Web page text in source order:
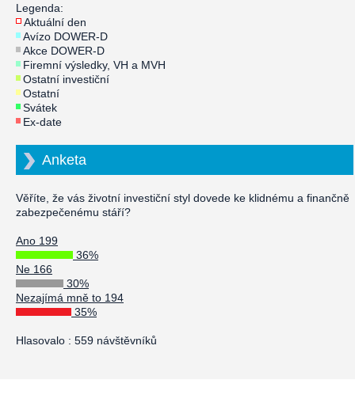
Legenda:
Aktuální den
Avízo DOWER-D
Akce DOWER-D
Firemní výsledky, VH a MVH
Ostatní investiční
Ostatní
Svátek
Ex-date
Anketa
Věříte, že vás životní investiční styl dovede ke klidnému a finančně
zabezpečenému stáří?
Ano 199
36%
Ne 166
30%
Nezajímá mně to 194
35%
Hlasovalo : 559 návštěvníků